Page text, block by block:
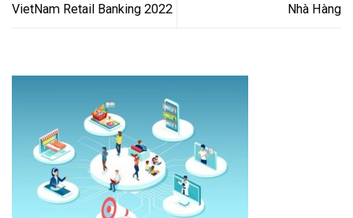
VietNam Retail Banking 2022
Nhà Hàng